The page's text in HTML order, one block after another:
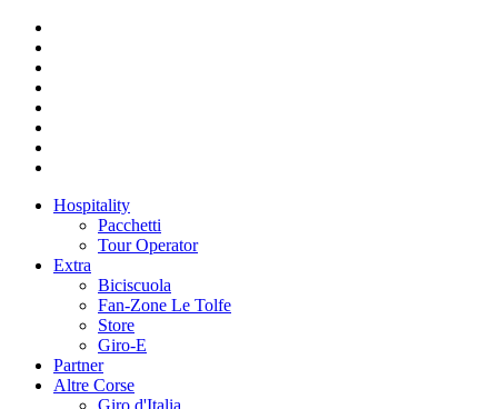
Hospitality
Pacchetti
Tour Operator
Extra
Biciscuola
Fan-Zone Le Tolfe
Store
Giro-E
Partner
Altre Corse
Giro d'Italia